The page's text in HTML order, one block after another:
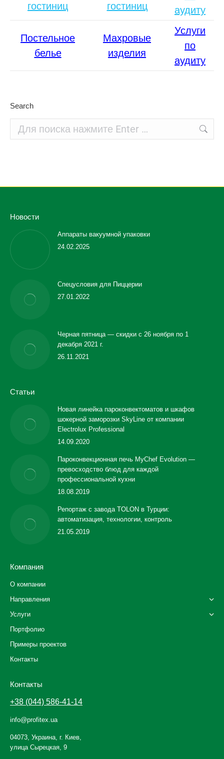
Постельное
белье
Махровые
изделия
Услуги
по
аудиту
Search
Новости
Аппараты вакуумной упаковки
24.02.2025
Спецусловия для Пиццерии
27.01.2022
Черная пятница — скидки с 26 ноября по 1
декабря 2021 г.
26.11.2021
Статьи
Новая линейка пароконвектоматов и шкафов
шокерной заморозки SkyLine от компании
Electrolux Professional
14.09.2020
Пароконвекционная печь MyChef Evolution —
превосходство блюд для каждой
профессиональной кухни
18.08.2019
Репортаж с завода TOLON в Турции:
автоматизация, технологии, контроль
21.05.2019
Компания
О компании
Направления
Услуги
Портфолио
Примеры проектов
Контакты
Контакты
+38 (044) 586-41-14
info@profitex.ua
04073, Украина, г. Киев,
улица Сырецкая, 9